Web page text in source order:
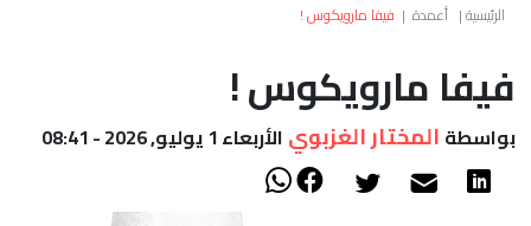
أعمدة
الصحراء
الرئيسية| أعمدة | فيفا مارويكوس !
فيفا مارويكوس !
بواسطة المختار الغزبوي الأربعاء 1 يوليو, 2026 - 08:41